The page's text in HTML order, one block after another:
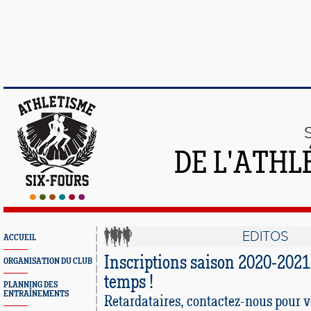
DE
ACCUEIL
ORGANISATION DU CLUB
PLANNING DES
ENTRAÎNEMENTS
EDITOS
Inscriptions saison 2020-
temps !
Retardataires, contactez-nous pour